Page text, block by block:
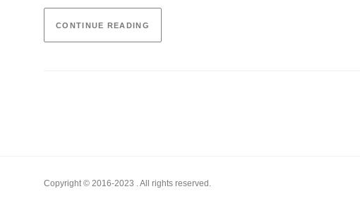
CONTINUE READING
Copyright © 2016-2023 . All rights reserved.